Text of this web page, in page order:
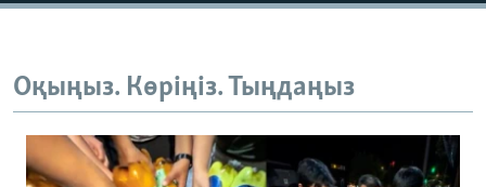
Оқыңыз. Көріңіз. Тыңдаңыз